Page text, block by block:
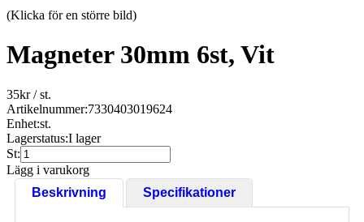
(Klicka för en större bild)
Magneter 30mm 6st, Vit
35kr/ st.
Artikelnummer:7330403019624
Enhet:st.
Lagerstatus:I lager
St:
Lägg i varukorg
Beskrivning
Specifikationer